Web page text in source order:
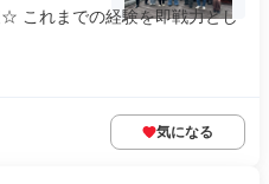
これまでの経験を即戦力とし
気になる